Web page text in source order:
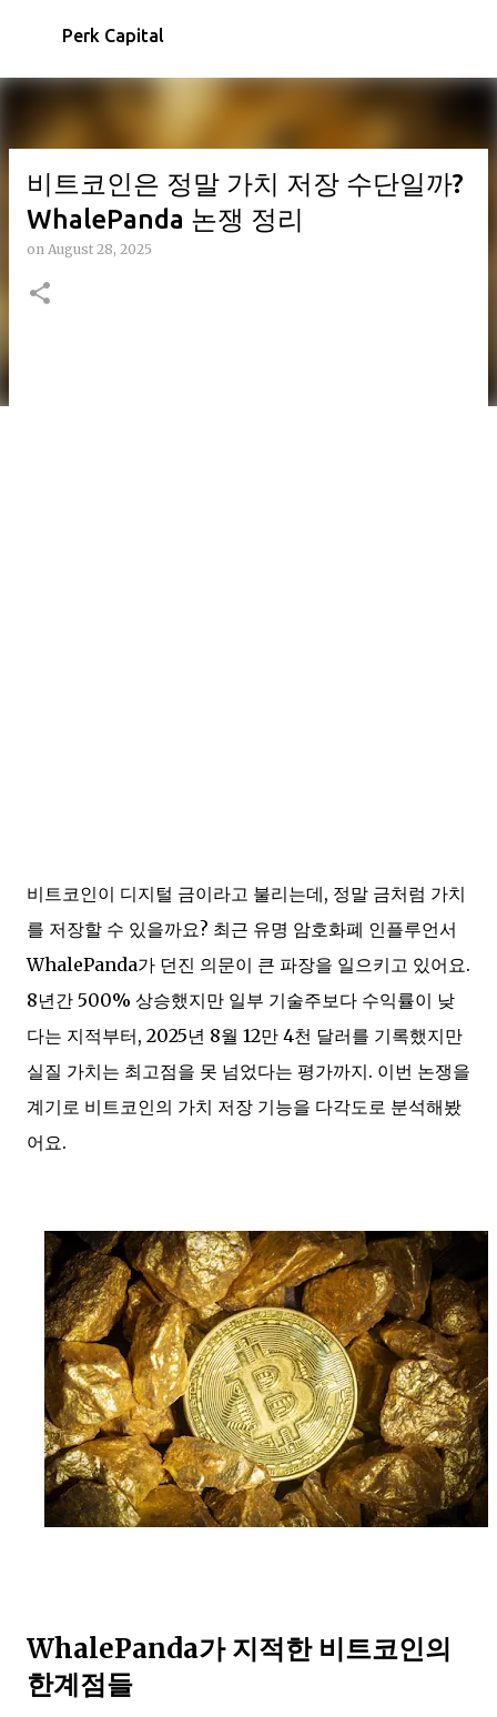
Perk Capital
비트코인은 정말 가치 저장 수단일까?
WhalePanda 논쟁 정리
on August 28, 2025
비트코인이 디지털 금이라고 불리는데, 정말 금처럼 가치
를 저장할 수 있을까요? 최근 유명 암호화폐 인플루언서
WhalePanda가 던진 의문이 큰 파장을 일으키고 있어요.
8년간 500% 상승했지만 일부 기술주보다 수익률이 낮
다는 지적부터, 2025년 8월 12만 4천 달러를 기록했지만
실질 가치는 최고점을 못 넘었다는 평가까지. 이번 논쟁을
계기로 비트코인의 가치 저장 기능을 다각도로 분석해봤
어요.
WhalePanda가 지적한 비트코인의
한계점들